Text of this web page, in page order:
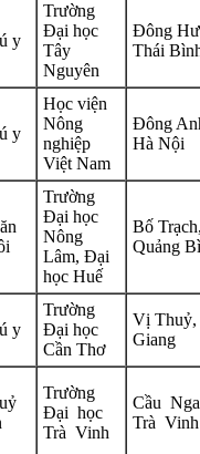
y
Trường
Đại học
Tây
Nguyên
Đông
Thái
y
Học viện
Nông
nghiệp
Việt Nam
Đông
Hà Nội
Trường
Đại học
Nông
Lâm, Đại
học Huế
Bố
Quảng
y
Trường
Đại học
Cần Thơ
Vị Thuỷ,
Giang
Trường
Đại học
Trà Vinh
Cầu
Trà Vinh